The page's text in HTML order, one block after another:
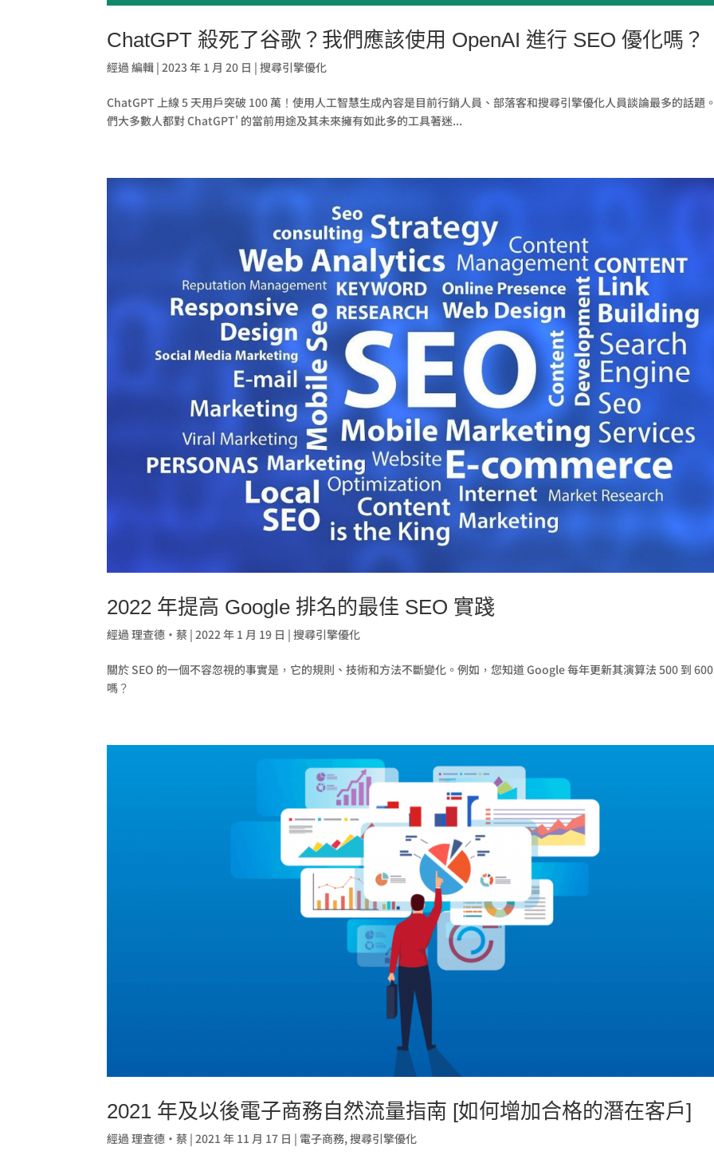
ChatGPT 殺死了谷歌？我們應該使用 OpenAI 進行 SEO 優化嗎？
經過編輯 | 2023 年 1 月 20 日 |搜尋引擎優化
ChatGPT 上線 5 天用戶突破 100 萬！使用人工智慧生成內容是目前行銷人員、部落客和搜尋引擎優化人員談論最多的話題
們大多數人都對 ChatGPT' 的當前用途及其未來擁有如此多的工具著迷...
2022 年提高 Google 排名的最佳 SEO 實踐
經過理查德·蔡 | 2022 年 1 月 19 日 |搜尋引擎優化
關於 SEO 的一個不容忽視的事實是，它的規則、技術和方法不斷變化。例如，您知道 Google 每年更新其演算法 500 到
嗎？
2021 年及以後電子商務自然流量指南 [如何增加合格的潛在客戶]
經過理查德·蔡 |2021 年 11 月 17 日 | 電子商務,搜尋引擎優化